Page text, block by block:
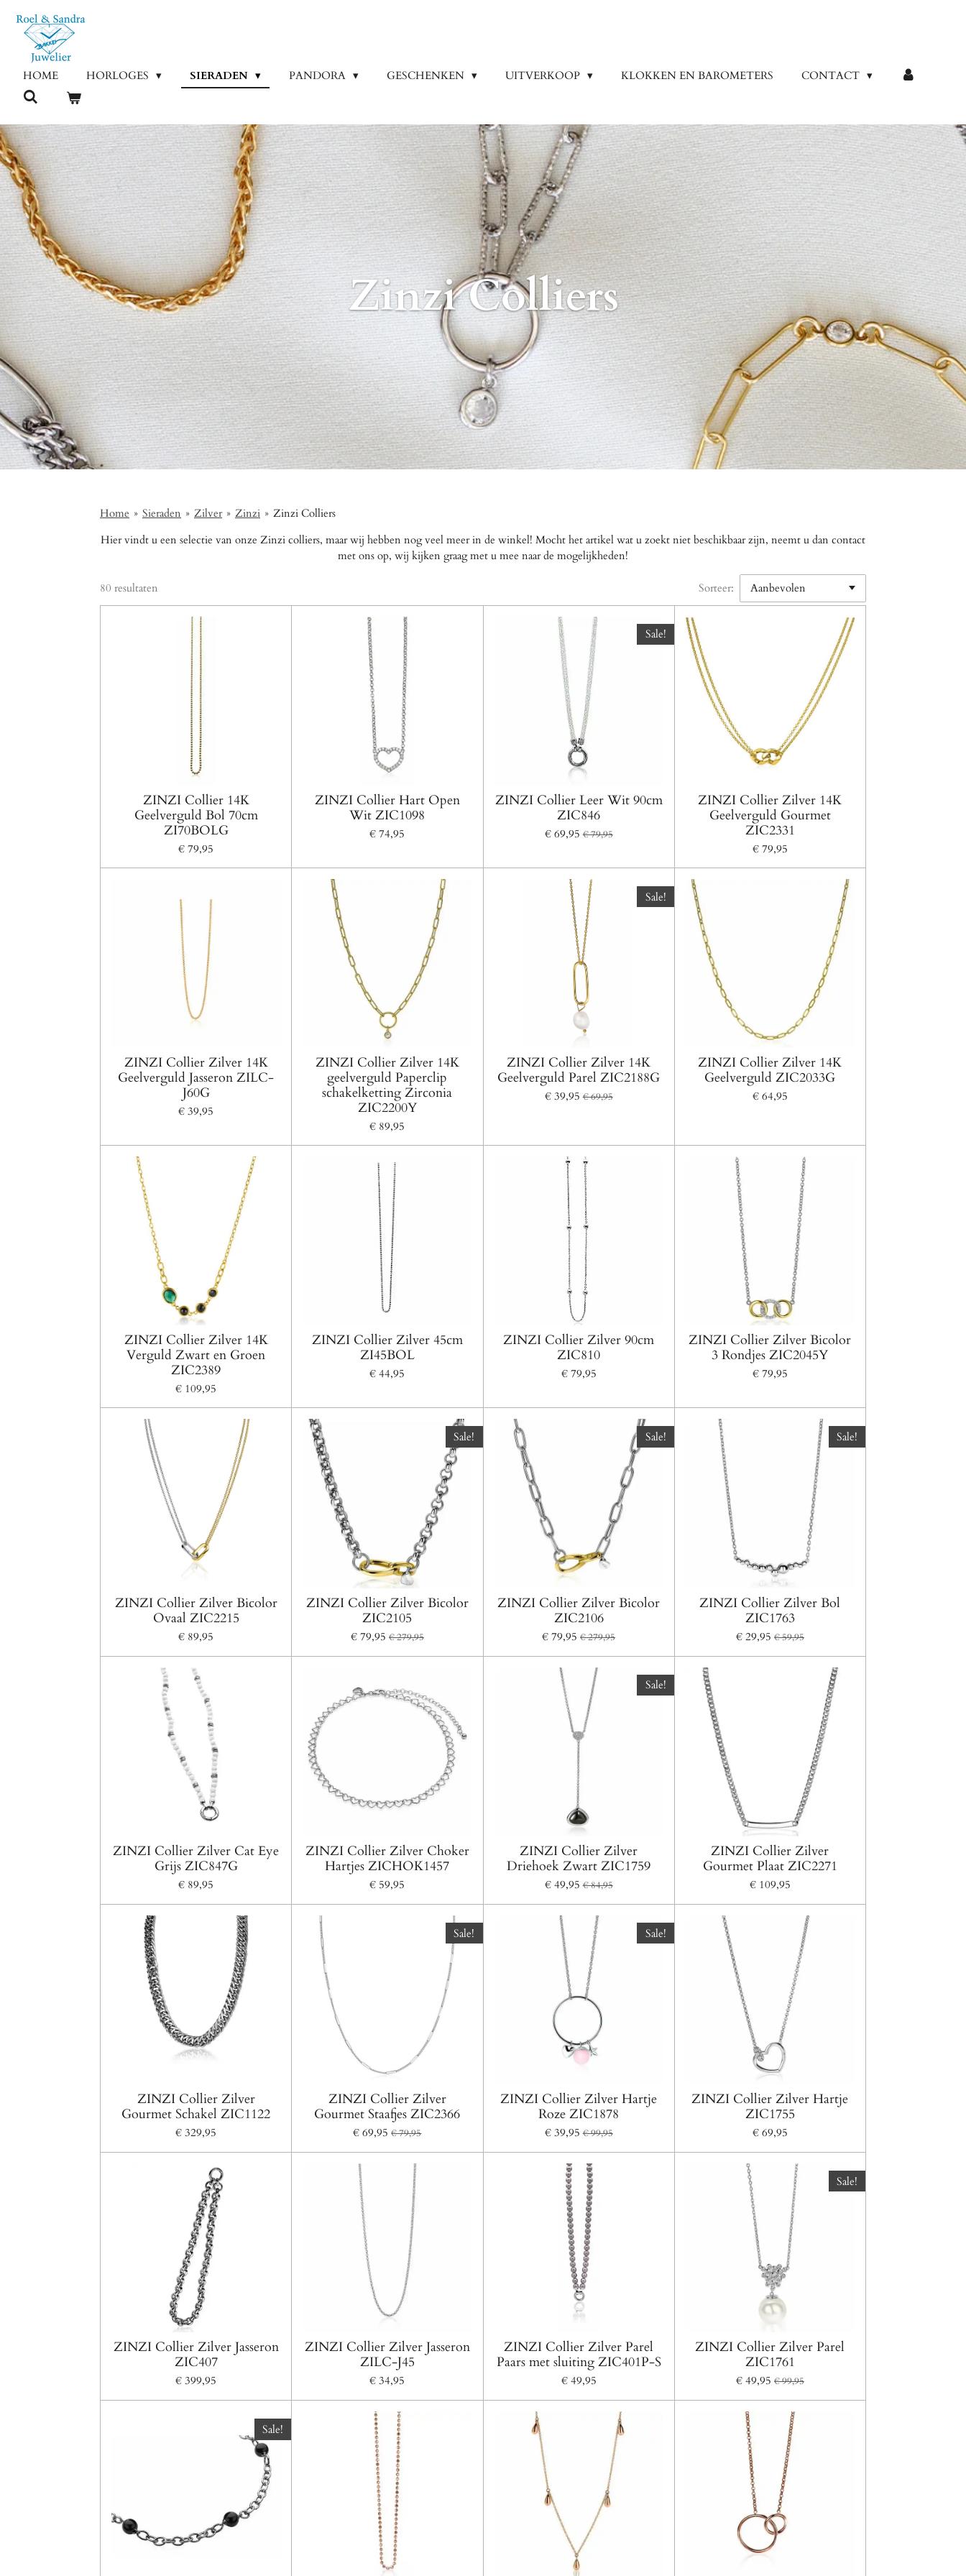
Ga
direct
hoofdinhoud
HOME HORLOGES SIERADEN PANDORA GESCHENKEN UITVERKOOP KLOKKEN EN BAROMETERS CONTACT
Zinzi Colliers
Home » Sieraden » Zilver » Zinzi » Zinzi Colliers
Hier vindt u een selectie van onze Zinzi colliers, maar wij hebben nog veel meer in de winkel! Mocht het artikel wat u zoekt niet beschikbaar zijn, neemt u dan contact
met ons op, wij kijken graag met u mee naar de mogelijkheden!
80 resultaten Sorteer:
ZINZI Collier 14K
Geelverguld Bol 70cm
ZI70BOLG
€ 79,95
ZINZI Collier Hart Open
Wit ZIC1098
€ 74,95
Sale!
ZINZI Collier Leer Wit 90cm
ZIC846
€ 69,95 € 79,95
ZINZI Collier Zilver 14K
Geelverguld Gourmet
ZIC2331
€ 79,95
ZINZI Collier Zilver 14K
Geelverguld Jasseron ZILC-
J60G
€ 39,95
ZINZI Collier Zilver 14K
geelverguld Paperclip
schakelketting Zirconia
ZIC2200Y
€ 89,95
Sale!
ZINZI Collier Zilver 14K
Geelverguld Parel ZIC2188G
€ 39,95 € 69,95
ZINZI Collier Zilver 14K
Geelverguld ZIC2033G
€ 64,95
ZINZI Collier Zilver 14K
Verguld Zwart en Groen
ZIC2389
€ 109,95
ZINZI Collier Zilver 45cm
ZI45BOL
€ 44,95
ZINZI Collier Zilver 90cm
ZIC810
€ 79,95
ZINZI Collier Zilver Bicolor
3 Rondjes ZIC2045Y
€ 79,95
ZINZI Collier Zilver Bicolor
Ovaal ZIC2215
€ 89,95
Sale!
ZINZI Collier Zilver Bicolor
ZIC2105
€ 79,95 € 279,95
Sale!
ZINZI Collier Zilver Bicolor
ZIC2106
€ 79,95 € 279,95
Sale!
ZINZI Collier Zilver Bol
ZIC1763
€ 29,95 € 59,95
ZINZI Collier Zilver Cat Eye
Grijs ZIC847G
€ 89,95
ZINZI Collier Zilver Choker
Hartjes ZICHOK1457
€ 59,95
Sale!
ZINZI Collier Zilver
Driehoek Zwart ZIC1759
€ 49,95 € 84,95
ZINZI Collier Zilver
Gourmet Plaat ZIC2271
€ 109,95
ZINZI Collier Zilver
Gourmet Schakel ZIC1122
€ 329,95
Sale!
ZINZI Collier Zilver
Gourmet Staafjes ZIC2366
€ 69,95 € 79,95
Sale!
ZINZI Collier Zilver Hartje
Roze ZIC1878
€ 39,95 € 99,95
ZINZI Collier Zilver Hartje
ZIC1755
€ 69,95
ZINZI Collier Zilver Jasseron
ZIC407
€ 399,95
ZINZI Collier Zilver Jasseron
ZILC-J45
€ 34,95
ZINZI Collier Zilver Parel
Paars met sluiting ZIC401P-S
€ 49,95
Sale!
ZINZI Collier Zilver Parel
ZIC1761
€ 49,95 € 99,95
Sale!